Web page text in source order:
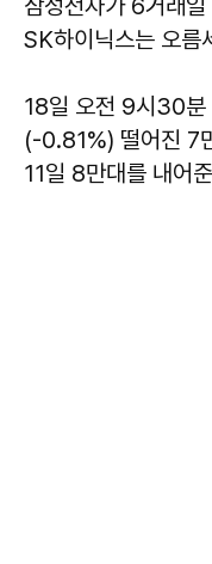
삼성전자가 6거래
SK하이닉스는 오름
18일 오전 9시30분
(-0.81%) 떨어진 7
11일 8만대를 내어